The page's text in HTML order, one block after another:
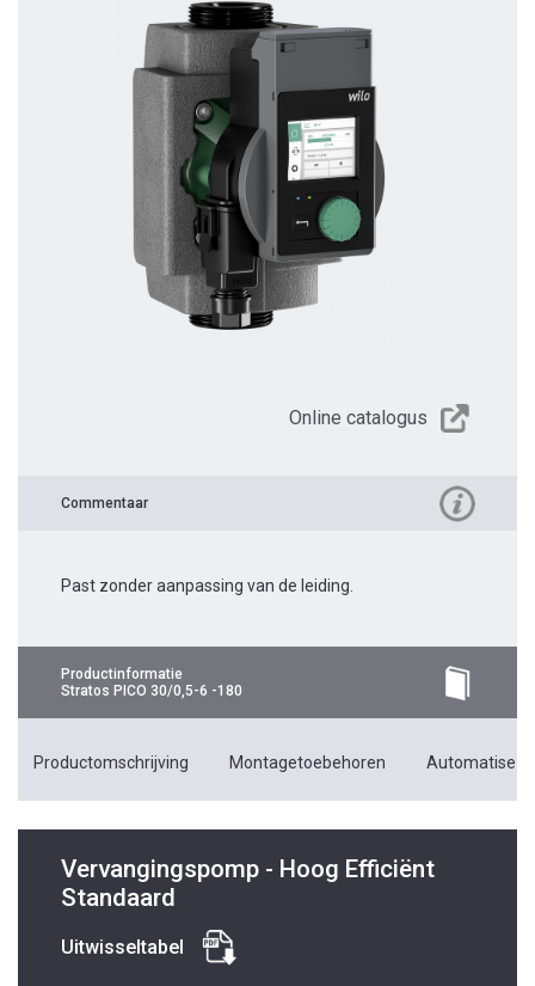
Online catalogus
Commentaar
Past zonder aanpassing van de leiding.
Productinformatie
Stratos PICO 30/0,5-6 -180
Productomschrijving Montagetoebehoren
Vervangingspomp - Hoog Efficiënt
Standaard
Uitwisseltabel